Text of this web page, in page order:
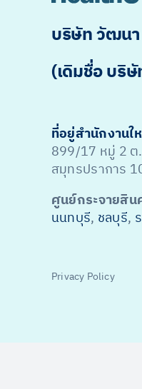
บริษัท วัฒนา
(เดิมชื่อ บริ
ที่อยู่สำนักงานใ
899/17 หมู่ 2
สมุทรปราการ
ศูนย์กระจายสิน
นนทบุรี, ชลบุรี,
Privacy Policy